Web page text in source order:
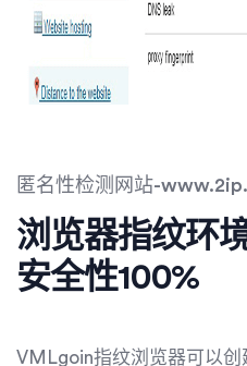
匿名性检测网站-
浏览器指纹环
安全性100%​​​
VMLgoin指纹浏览器可以创